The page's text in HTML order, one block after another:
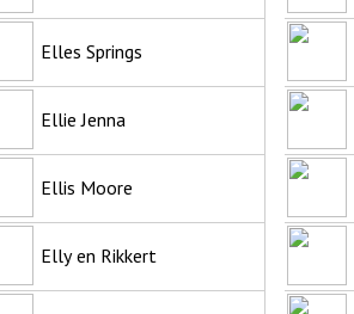
Elles Springs
Ellie Jenna
Ellis Moore
Elly en Rikkert